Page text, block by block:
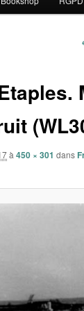
à450 × 301 dans